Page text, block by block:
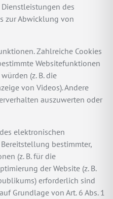
des
zur Abwicklung von
Zahlreiche Cookies
Websitefunktionen
(z. B. die
von Videos). Andere
auszuwerten oder
elektronischen
bestimmter,
(z. B. für die
der Website (z. B.
erforderlich sind
Grundlage von Art. 6 Abs. 1